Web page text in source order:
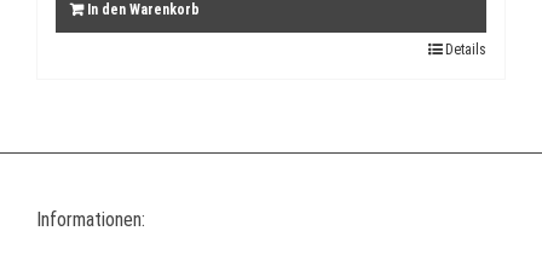
In den Warenkorb
Details
Informationen: